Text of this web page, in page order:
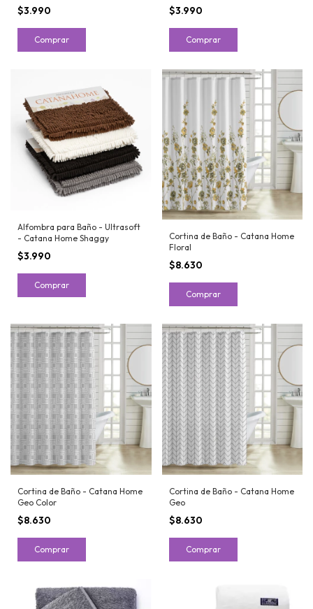
$3.990
Comprar
$3.990
Comprar
Alfombra para Baño - Ultrasoft
- Catana Home Shaggy
$3.990
Comprar
Cortina de Baño - Catana Home
Floral
$8.630
Comprar
Cortina de Baño - Catana Home
Geo Color
$8.630
Comprar
Cortina de Baño - Catana Home
Geo
$8.630
Comprar